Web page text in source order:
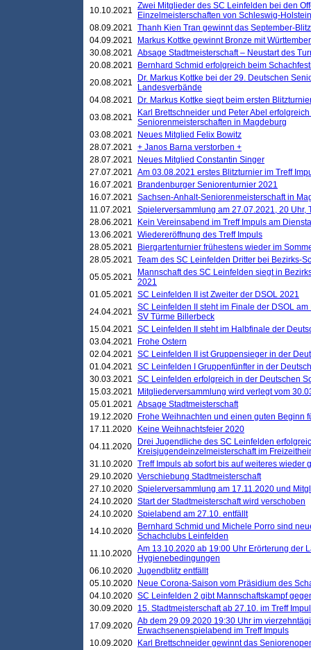
10.10.2021 Zwei Mitglieder des SC Leinfelden bei den
Einzelmeisterschaften von Schleswig-
08.09.2021 Thanh Kien Tran gewinnt das September-
04.09.2021
Markus Kottke gewinnt Bronze mit
30.08.2021 Absage Stadtmeisterschaft – Neustart des
20.08.2021
Bernhard Schmid erfolgreich beim
20.08.2021
Dr. Markus Kottke bei der 29. Deutschen
Landesverbände
04.08.2021
Dr. Markus Kottke siegt beim ersten
03.08.2021
Karl Brettschneider und Peter Abel
Seniorenmeisterschaften in Magdeburg
03.08.2021
Neues Mitglied Felix Bowitz
28.07.2021 + Janos Barna verstorben +
28.07.2021
Neues Mitglied Constantin Singer
27.07.2021 Am 03.08.2021 erstes Blitzturnier im Treff
16.07.2021
Brandenburger Seniorenturnier 2021
16.07.2021 Sachsen-Anhalt-Seniorenmeisterschaft in
11.07.2021
Spielerversammlung am 27.07.2021, 20 Uhr,
28.06.2021
Kein Vereinsabend im Treff Impuls am
13.06.2021 Wiedereröffnung des Treff Impuls
28.05.2021
Biergartenturnier frühestens wieder im
28.05.2021 Team des SC Leinfelden Dritter bei Bezirks-
05.05.2021
Mannschaft des SC Leinfelden siegt in
2021
01.05.2021 SC Leinfelden II ist Zweiter der DSOL 2021
24.04.2021 SC Leinfelden II steht im Finale der DSOL
SV Türme Billerbeck
15.04.2021 SC Leinfelden II steht im Halbfinale der
03.04.2021
Frohe Ostern
02.04.2021 SC Leinfelden II ist Gruppensieger in der
01.04.2021 SC Leinfelden I Gruppenfünfter in der
30.03.2021 SC Leinfelden erfolgreich in der Deutschen
15.03.2021
Mitgliederversammlung wird verlegt vom
05.01.2021 Absage Stadtmeisterschaft
19.12.2020
Frohe Weihnachten und einen guten Beginn
17.11.2020
Keine Weihnachtsfeier 2020
04.11.2020
Drei Jugendliche des SC Leinfelden
Kreisjugendeinzelmeisterschaft im
31.10.2020 Treff Impuls ab sofort bis auf weiteres wieder
29.10.2020 Verschiebung Stadtmeisterschaft
27.10.2020 Spielerversammlung am 17.11.2020 und
24.10.2020 Start der Stadtmeisterschaft wird verschoben
24.10.2020 Spielabend am 27.10. entfällt
14.10.2020
Bernhard Schmid und Michele Porro sind
Schachclubs Leinfelden
11.10.2020 Am 13.10.2020 ab 19:00 Uhr Erörterung der
Hygienebedingungen
06.10.2020 Jugendblitz entfällt
05.10.2020
Neue Corona-Saison vom Präsidium des
04.10.2020 SC Leinfelden 2 gibt Mannschaftskampf
30.09.2020 15. Stadtmeisterschaft ab 27.10. im Treff
17.09.2020 Ab dem 29.09.2020 19:30 Uhr im
Erwachsenenspielabend im Treff Impuls
10.09.2020
Karl Brettschneider gewinnt das